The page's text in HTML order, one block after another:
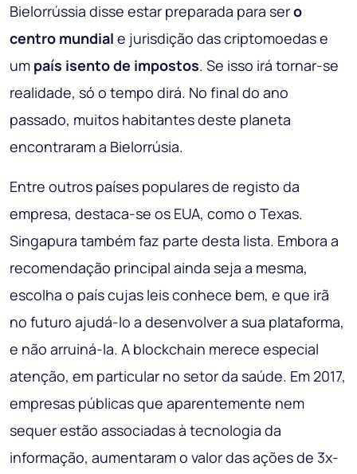
Bielorrússia disse estar preparada para sero
centro mundial e jurisdição das criptomoedas e
um país isento de impostos. Se isso irá tornar-se
realidade, só o tempo dirá. No final do ano
passado, muitos habitantes deste planeta
encontraram a Bielorrúsia.
Entre outros países populares de registo da
empresa, destaca-se os EUA, como o Texas.
Singapura também faz parte desta lista. Embora a
recomendação principal ainda seja a mesma,
escolha o país cujas leis conhece bem, e que irã
no futuro ajudá-lo a desenvolver a sua plataforma,
e não arruiná-la. A blockchain merece especial
atenção, em particular no setor da saúde. Em 2017,
empresas públicas que aparentemente nem
sequer estão associadas à tecnologia da
informação, aumentaram o valor das ações de 3x-